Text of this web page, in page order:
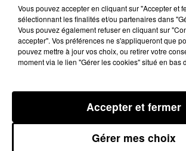
27 mai 2025 - 4 min 14 sec
LES INFOS DE L'HÉRAULT DU
08H00
Podcasts infos de l'Hérault
Vous pouvez accepter en cliquant sur "Accepter et
sélectionnant les finalités et/ou partenaires dans
Vous pouvez également refuser en cliquant sur
accepter". Vos préférences ne s'appliqueront que
pouvez mettre à jour vos choix, ou retirer votre
moment via le lien "Gérer les cookies" situé en bas
Gérer mes choix
Accepter et fermer